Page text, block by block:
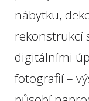
nábytku,
rekonstrukcí
digitálními
fotografií –